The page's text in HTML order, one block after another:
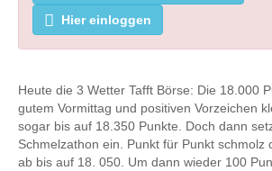
Hier einloggen
Heute die 3 Wetter Tafft Börse: Die 18.000
gutem Vormittag und positiven Vorzeichen
sogar bis auf 18.350 Punkte. Doch dann
Schmelzathon ein. Punkt für Punkt schmolz
ab bis auf 18. 050. Um dann wieder 100